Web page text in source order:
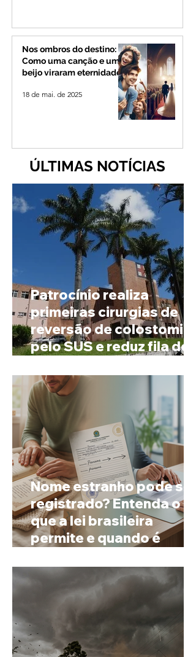
Nos ombros do destino:
Como uma canção e um
beijo viraram eternidade
18 de mai. de 2025
ÚLTIMAS NOTÍCIAS
Patrocínio realiza
primeiras cirurgias de
reversão de colostomia
pelo SUS e reduz fila de
Nome estranho pode ser
registrado? Entenda o
que a lei brasileira
permite e quando é
prenome